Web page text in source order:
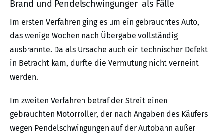
Brand und Pendelschwingungen als Fälle
Im ersten Verfahren ging es um ein gebrauchtes Auto,
das wenige Wochen nach Übergabe vollständig
ausbrannte. Da als Ursache auch ein technischer Defekt
in Betracht kam, durfte die Vermutung nicht verneint
werden.
Im zweiten Verfahren betraf der Streit einen
gebrauchten Motorroller, der nach Angaben des Käufers
wegen Pendelschwingungen auf der Autobahn außer